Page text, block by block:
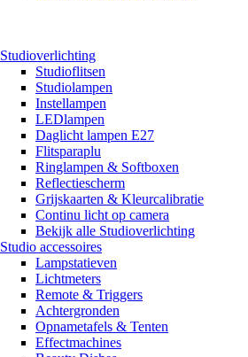
Studioverlichting
Studioflitsen
Studiolampen
Instellampen
LEDlampen
Daglicht lampen E27
Flitsparaplu
Ringlampen & Softboxen
Reflectiescherm
Grijskaarten & Kleurcalibratie
Continu licht op camera
Bekijk alle Studioverlichting
Studio accessoires
Lampstatieven
Lichtmeters
Remote & Triggers
Achtergronden
Opnametafels & Tenten
Effectmachines